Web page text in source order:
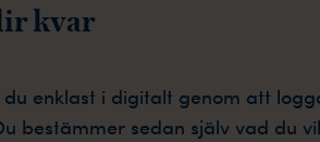
kvar
enklast i digitalt genom att
bestämmer sedan själv vad du